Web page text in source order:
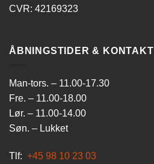
CVR: 42169323
ÅBNINGSTIDER & KONTAKT
Man-tors. – 11.00-17.30
Fre. – 11.00-18.00
Lør. – 11.00-14.00
Søn. – Lukket
Tlf: +45 98 10 23 03